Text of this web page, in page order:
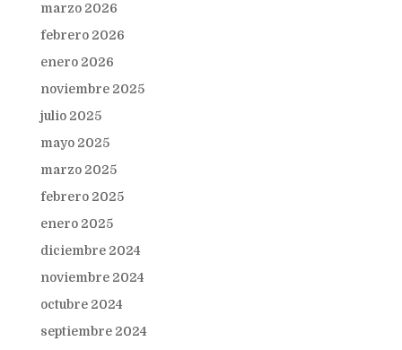
marzo 2026
febrero 2026
enero 2026
noviembre 2025
julio 2025
mayo 2025
marzo 2025
febrero 2025
enero 2025
diciembre 2024
noviembre 2024
octubre 2024
septiembre 2024